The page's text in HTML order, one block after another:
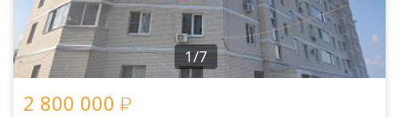
1/7
2 800 000